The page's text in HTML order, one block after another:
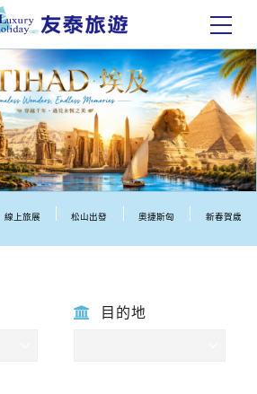
線上旅展 松山出發 奧捷斯匈 新春賀歲
目的地